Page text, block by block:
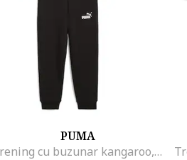
PUMA
Trening cu buzunar kangaroo, Alb/Negru